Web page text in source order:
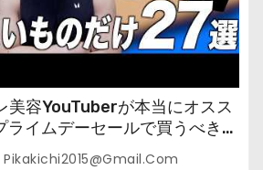
美容YouTuberが本当にオスス
イムデーセールで買うべきも
Pikakichi2015@gmail.com